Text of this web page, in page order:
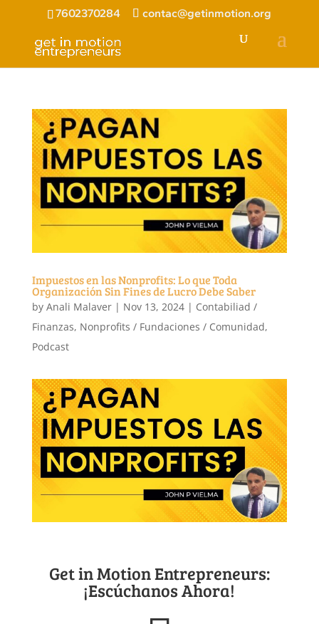
7602370284 contac@getinmotion.org
Impuestos en las Nonprofits: Lo que Toda
Organización Sin Fines de Lucro Debe Saber
by Anali Malaver| Nov 13, 2024| Contabiliad /
Finanzas, Nonprofits / Fundaciones / Comunidad,
Podcast
Get in Motion Entrepreneurs:
¡Escúchanos Ahora!